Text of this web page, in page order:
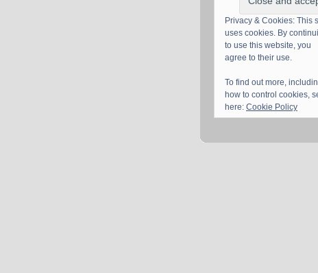
Privacy & Cookies: This
uses cookies. By
to use this website, you
agree to their use.
To find out more,
how to control cookies,
here: Cookie Policy